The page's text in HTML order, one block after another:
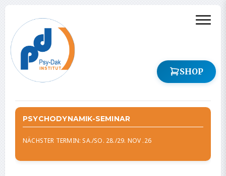
SHOP
PSYCHODYNAMIK-SEMINAR
NÄCHSTER TERMIN: SA./SO. 28./29. NOV .26